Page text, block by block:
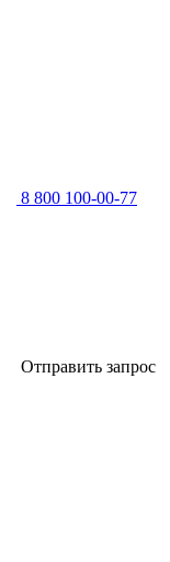
8 800 100-00-77
Отправить запрос